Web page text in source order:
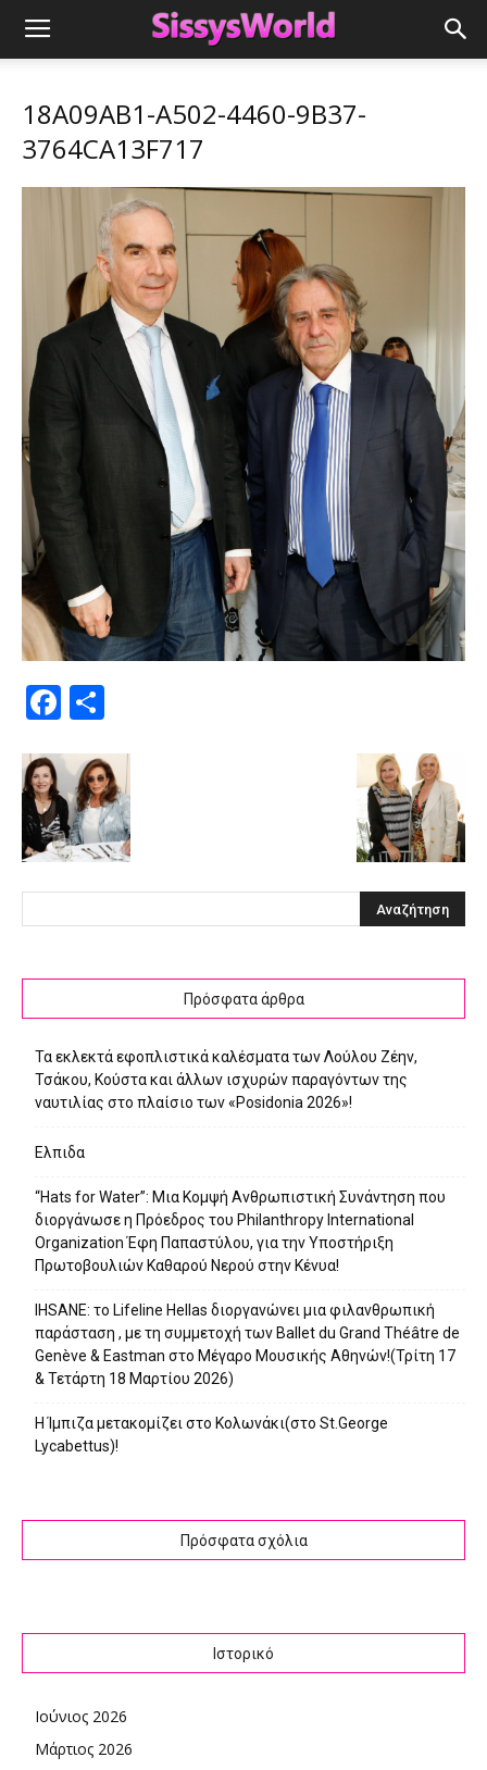
18A09AB1-A502-4460-9B37-
3764CA13F717
Facebook
Πρόσφατα άρθρα
Τα εκλεκτά εφοπλιστικά καλέσματα των Λούλου Ζέην,
Τσάκου, Κούστα και άλλων ισχυρών παραγόντων της
ναυτιλίας στο πλαίσιο των «Posidonia 2026»!
Ελπιδα
“Hats for Water”: Μια Κομψή Ανθρωπιστική Συνάντηση που
διοργάνωσε η Πρόεδρος του Philanthropy International
Organization Έφη Παπαστύλου, για την Υποστήριξη
Πρωτοβουλιών Καθαρού Νερού στην Κένυα!
IHSANE: το Lifeline Hellas διοργανώνει μια φιλανθρωπική
παράσταση , με τη συμμετοχή των Ballet du Grand Théâtre de
Genève & Eastman στο Μέγαρο Μουσικής Αθηνών!(Τρίτη 17
& Τετάρτη 18 Μαρτίου 2026)
Η Ίμπιζα μετακομίζει στο Κολωνάκι(στο St.George
Lycabettus)!
Πρόσφατα σχόλια
Ιστορικό
Ιούνιος 2026
Μάρτιος 2026